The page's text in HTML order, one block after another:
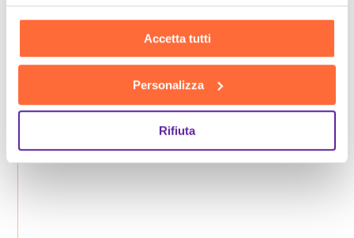
Accetta tutti
Personalizza
Rifiuta